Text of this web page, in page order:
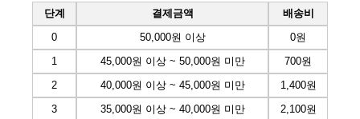
단계 결제금액
배송비
0
50,000원 이상
0원
1
45,000원 이상 ~ 50,000원 미만
700원
2
40,000원 이상 ~ 45,000원 미만
1,400원
3
35,000원 이상 ~ 40,000원 미만
2,100원